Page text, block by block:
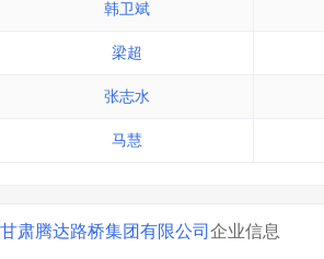
韩卫斌
梁超
张志水
马慧
甘肃腾达路桥集团有限公司 企业信息